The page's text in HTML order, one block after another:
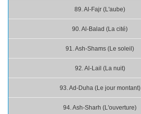
89. Al-Fajr (L'aube)
90. Al-Balad (La cité)
91. Ash-Shams (Le soleil)
92. Al-Lail (La nuit)
93. Ad-Duha (Le jour montant)
94. Ash-Sharh (L'ouverture)